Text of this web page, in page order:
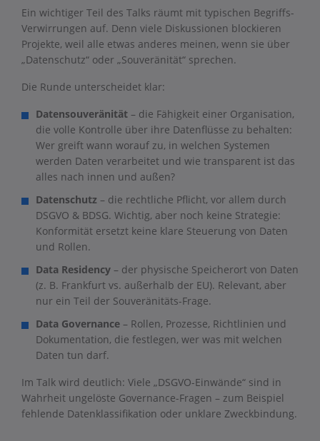
Ein wichtiger Teil des Talks räumt mit typischen Begriffs-
Verwirrungen auf. Denn viele Diskussionen blockieren
Projekte, weil alle etwas anderes meinen, wenn sie über
„Datenschutz“ oder „Souveränität“ sprechen.
Die Runde unterscheidet klar:
Datensouveränität – die Fähigkeit einer Organisation,
die volle Kontrolle über ihre Datenflüsse zu behalten:
Wer greift wann worauf zu, in welchen Systemen
werden Daten verarbeitet und wie transparent ist das
alles nach innen und außen?
Datenschutz – die rechtliche Pflicht, vor allem durch
DSGVO & BDSG. Wichtig, aber noch keine Strategie:
Konformität ersetzt keine klare Steuerung von Daten
und Rollen.
Data Residency – der physische Speicherort von Daten
(z. B. Frankfurt vs. außerhalb der EU). Relevant, aber
nur ein Teil der Souveränitäts-Frage.
Data Governance – Rollen, Prozesse, Richtlinien und
Dokumentation, die festlegen, wer was mit welchen
Daten tun darf.
Im Talk wird deutlich: Viele „DSGVO-Einwände“ sind in
Wahrheit ungelöste Governance-Fragen – zum Beispiel
fehlende Datenklassifikation oder unklare Zweckbindung.